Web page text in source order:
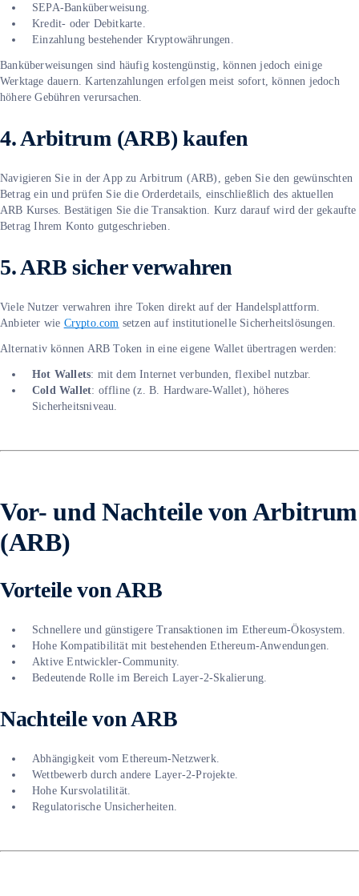
SEPA-Banküberweisung.
Kredit- oder Debitkarte.
Einzahlung bestehender Kryptowährungen.
Banküberweisungen sind häufig kostengünstig, können jedoch einige
Werktage dauern. Kartenzahlungen erfolgen meist sofort, können jedoch
höhere Gebühren verursachen.
4. Arbitrum (ARB) kaufen
Navigieren Sie in der App zu Arbitrum (ARB), geben Sie den gewünschten
Betrag ein und prüfen Sie die Orderdetails, einschließlich des aktuellen
ARB Kurses. Bestätigen Sie die Transaktion. Kurz darauf wird der gekaufte
Betrag Ihrem Konto gutgeschrieben.
5. ARB sicher verwahren
Viele Nutzer verwahren ihre Token direkt auf der Handelsplattform.
Anbieter wie Crypto.com setzen auf institutionelle Sicherheitslösungen.
Alternativ können ARB Token in eine eigene Wallet übertragen werden:
Hot Wallets: mit dem Internet verbunden, flexibel nutzbar.
Cold Wallet: offline (z. B. Hardware-Wallet), höheres
Sicherheitsniveau.
Vor- und Nachteile von Arbitrum
(ARB)
Vorteile von ARB
Schnellere und günstigere Transaktionen im Ethereum-Ökosystem.
Hohe Kompatibilität mit bestehenden Ethereum-Anwendungen.
Aktive Entwickler-Community.
Bedeutende Rolle im Bereich Layer-2-Skalierung.
Nachteile von ARB
Abhängigkeit vom Ethereum-Netzwerk.
Wettbewerb durch andere Layer-2-Projekte.
Hohe Kursvolatilität.
Regulatorische Unsicherheiten.